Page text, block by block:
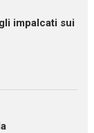
impalcati sui